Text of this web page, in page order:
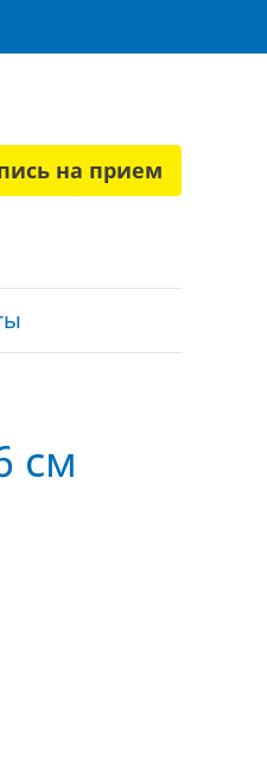
на прием
см